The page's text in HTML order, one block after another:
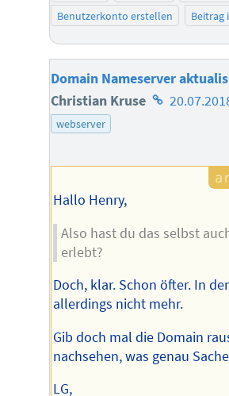
Benutzerkonto erstellen
Beitrag
Domain Nameserver
Christian Kruse Homepage
webserver
Hallo Henry,
Also hast du das selbst
erlebt?
Doch, klar. Schon öfter. In
allerdings nicht mehr.
Gib doch mal die Domain
nachsehen, was genau
LG,